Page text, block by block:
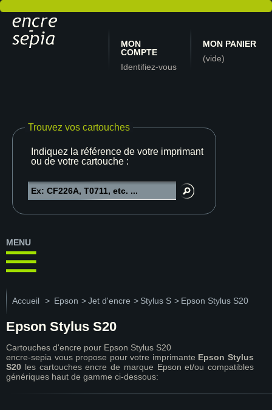
MON
COMPTE
Identifiez-vous
MON PANIER
(vide)
Trouvez vos cartouches
Indiquez la référence de votre imprimante
ou de votre cartouche :
MENU
Accueil > Epson >Jet d'encre > Stylus S > Epson Stylus S20
Epson Stylus S20
Cartouches d'encre pour Epson Stylus S20
encre-sepia vous propose pour votre imprimante Epson Stylus
S20 les cartouches encre de marque Epson et/ou compatibles
génériques haut de gamme ci-dessous: